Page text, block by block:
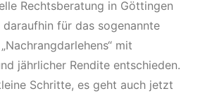
Rechtsberatung in Göttingen
für das sogenannte
mit
jährlicher Rendite entschieden.
Schritte, es geht auch jetzt